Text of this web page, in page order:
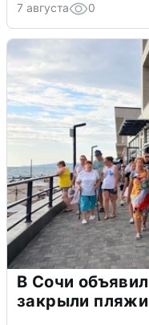
7 августа 0
В Сочи
закрыли пляжи